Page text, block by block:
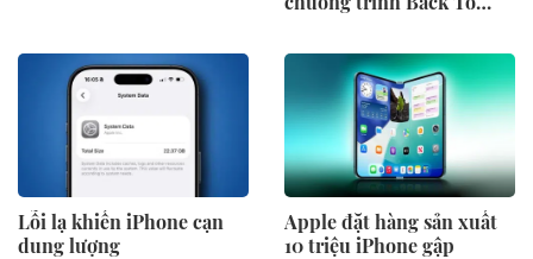
Lỗi lạ khiến iPhone cạn
dung lượng
Apple đặt hàng sản xuất
10 triệu iPhone gập